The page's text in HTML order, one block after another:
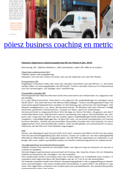
pöiesz business coaching en